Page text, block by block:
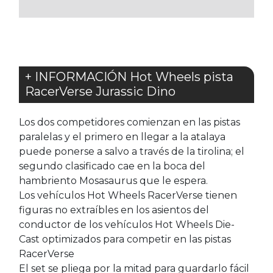
+ INFORMACIÓN Hot Wheels pista
RacerVerse Jurassic Dino
Los dos competidores comienzan en las pistas
paralelas y el primero en llegar a la atalaya
puede ponerse a salvo a través de la tirolina; el
segundo clasificado cae en la boca del
hambriento Mosasaurus que le espera.
Los vehículos Hot Wheels RacerVerse tienen
figuras no extraíbles en los asientos del
conductor de los vehículos Hot Wheels Die-
Cast optimizados para competir en las pistas
RacerVerse
El set se pliega por la mitad para guardarlo fácil